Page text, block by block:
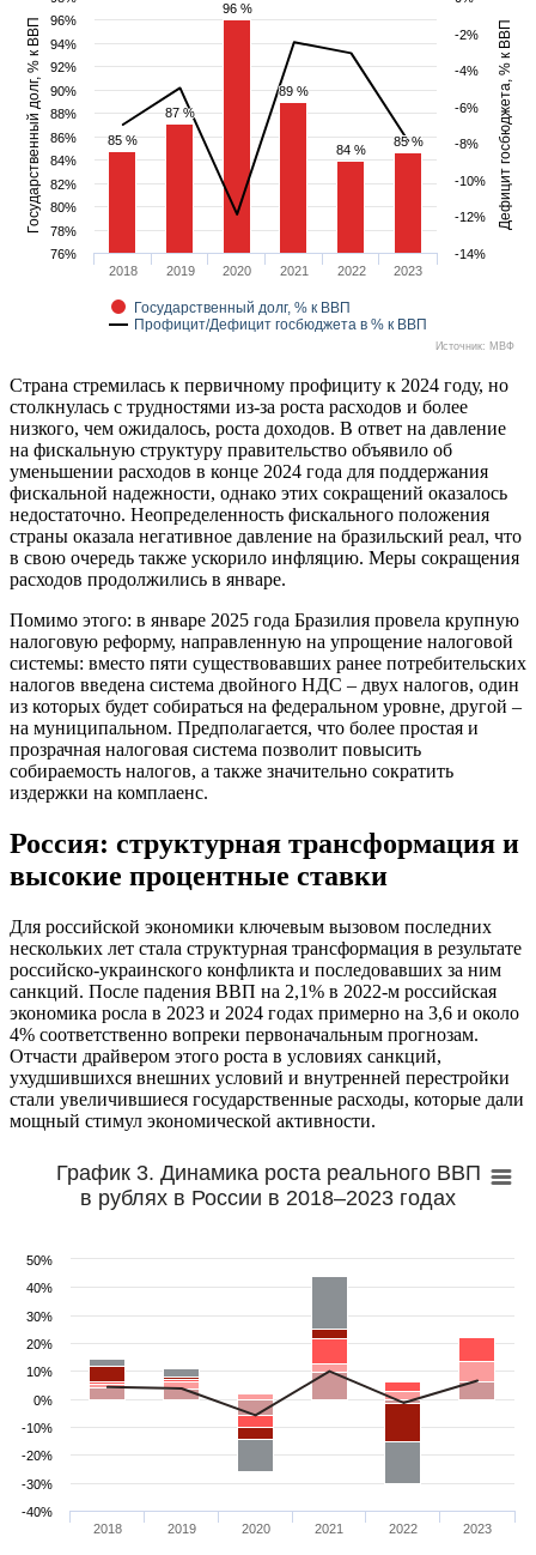
Дефицит госбюджета, % к ВВП
Государственный долг, % к ВВП 85 %
85 %
87 %
87 %
96 %
96 %
89 %
89 %
84 %
84 %
85 %
85 %
Государственный долг, % к ВВП
Профицит/Дефицит госбюджета в % к ВВП
2018 2019 2020 2021 2022 2023
-14%
-12%
-10%
-8%
-6%
-4%
-2%
76%
78%
80%
82%
84%
86%
88%
90%
92%
94%
96%
Источник: МВФ
Страна стремилась к первичному профициту к 2024 году, но
столкнулась с трудностями из-за роста расходов и более
низкого, чем ожидалось, роста доходов. В ответ на давление
на фискальную структуру правительство объявило об
уменьшении расходов в конце 2024 года для поддержания
фискальной надежности, однако этих сокращений оказалось
недостаточно. Неопределенность фискального положения
страны оказала негативное давление на бразильский реал, что
в свою очередь также ускорило инфляцию. Меры сокращения
расходов продолжились в январе.
Помимо этого: в январе 2025 года Бразилия провела крупную
налоговую реформу, направленную на упрощение налоговой
системы: вместо пяти существовавших ранее потребительских
налогов введена система двойного НДС – двух налогов, один
из которых будет собираться на федеральном уровне, другой –
на муниципальном. Предполагается, что более простая и
прозрачная налоговая система позволит повысить
собираемость налогов, а также значительно сократить
издержки на комплаенс.
Россия: структурная трансформация и
высокие процентные ставки
Для российской экономики ключевым вызовом последних
нескольких лет стала структурная трансформация в результате
российско-украинского конфликта и последовавших за ним
санкций. После падения ВВП на 2,1% в 2022-м российская
экономика росла в 2023 и 2024 годах примерно на 3,6 и около
4% соответственно вопреки первоначальным прогнозам.
Отчасти драйвером этого роста в условиях санкций,
ухудшившихся внешних условий и внутренней перестройки
стали увеличившиеся государственные расходы, которые дали
мощный стимул экономической активности.
График 3. Динамика роста реального ВВП
в рублях в России в 2018–2023 годах
2018 2019 2020 2021 2022 2023
-40%
-30%
-20%
-10%
0%
10%
20%
30%
40%
50%